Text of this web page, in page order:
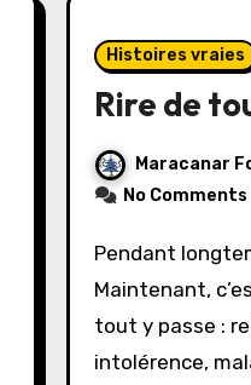
Histoires vraies
Rire de
Maracanar
No Comments
Pendant longtemps, on a ri de moi …
Maintenant,
tout y passe :
intolérence,